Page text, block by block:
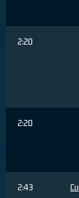
2:20
2:20
2:43